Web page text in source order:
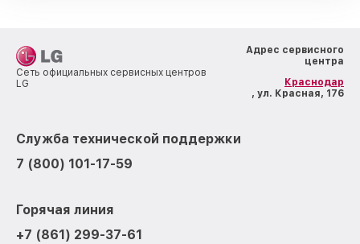
Сеть официальных сервисных центров
LG
Адрес сервисного
центра
Краснодар
, ул. Красная, 176
Служба технической поддержки
7 (800) 101-17-59
Горячая линия
+7 (861) 299-37-61